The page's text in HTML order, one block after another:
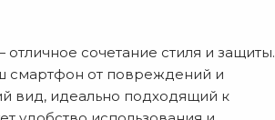
сочетание стиля и защиты.
смартфон от повреждений и
вид, идеально подходящий к